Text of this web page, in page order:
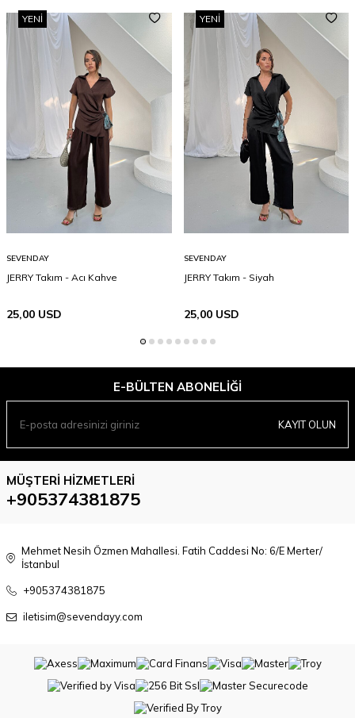
YENI
SEVENDAY
JERRY Takım - Acı Kahve
25,00 USD
YENI
SEVENDAY
JERRY Takım - Siyah
25,00USD
E-BÜLTEN ABONELIĞI
KAYIT OLUN
MÜŞTERI HIZMETLERI
+905374381875
Mehmet Nesih Özmen Mahallesi. Fatih Caddesi No: 6/E Merter/
İstanbul
+905374381875
iletisim@sevendayy.com